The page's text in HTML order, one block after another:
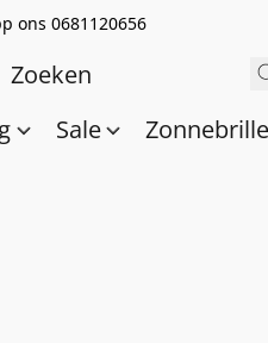
ons 0681120656
Sale